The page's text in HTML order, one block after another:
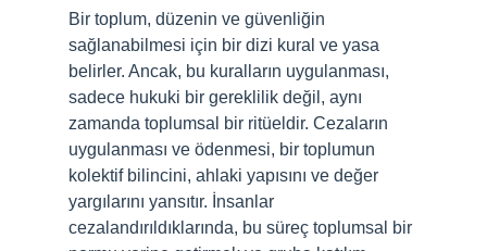
Bir toplum, düzenin ve güvenliğin
sağlanabilmesi için bir dizi kural ve yasa
belirler. Ancak, bu kuralların uygulanması,
sadece hukuki bir gereklilik değil, aynı
zamanda toplumsal bir ritüeldir. Cezaların
uygulanması ve ödenmesi, bir toplumun
kolektif bilincini, ahlaki yapısını ve değer
yargılarını yansıtır. İnsanlar
cezalandırıldıklarında, bu süreç toplumsal bir